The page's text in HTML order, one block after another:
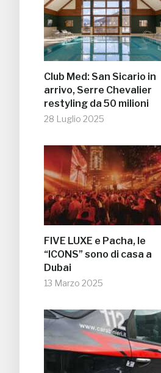
Club Med: San Sicario in
arrivo, Serre Chevalier
restyling da 50 milioni
28 Luglio 2025
FIVE LUXE e Pacha, le
“ICONS” sono di casa a
Dubai
13 Marzo 2025